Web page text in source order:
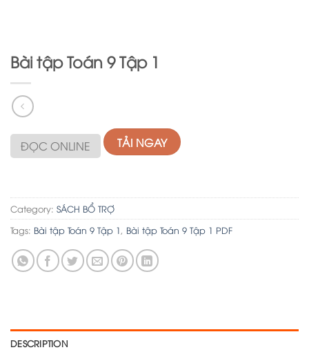
Bài tập Toán 9 Tập 1
ĐỌC ONLINE TẢI NGAY
Category: SÁCH BỔ TRỢ
Tags: Bài tập Toán 9 Tập 1, Bài tập Toán 9 Tập 1 PDF
DESCRIPTION